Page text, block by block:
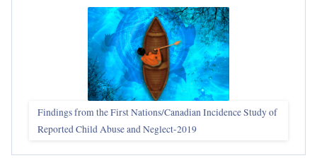
Findings from the First Nations/Canadian Incidence Study of
Reported Child Abuse and Neglect-2019